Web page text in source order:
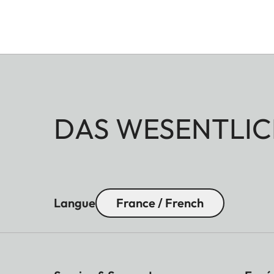
DAS
Langue France / French